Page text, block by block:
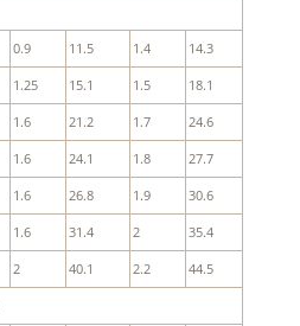
0.9 11.5 1.4 14.3
1.25 15.1 1.5 18.1
1.6 21.2 1.7 24.6
1.6 24.1 1.8 27.7
1.6 26.8 1.9 30.6
1.6 31.4 2 35.4
2 40.1 2.2 44.5